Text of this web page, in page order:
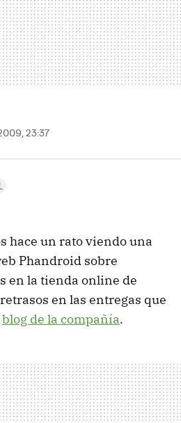
23:37
hace un rato viendo una
Phandroid sobre
en la tienda online de
en las entregas que
blog de la compañía.